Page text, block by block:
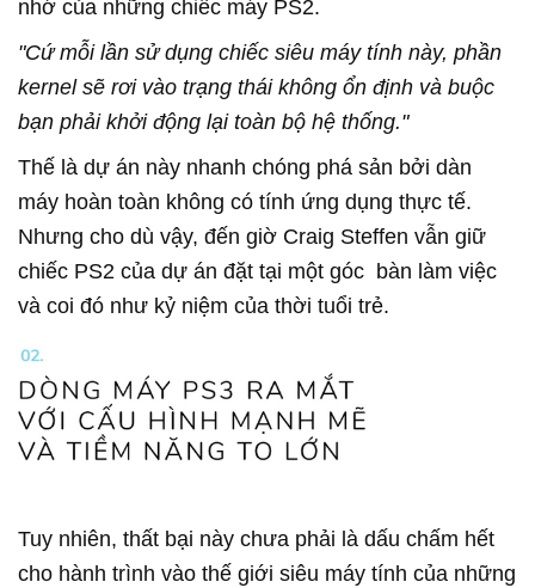
nhớ của những chiếc máy PS2.
"Cứ mỗi lần sử dụng chiếc siêu máy tính này, phần
kernel sẽ rơi vào trạng thái không ổn định và buộc
bạn phải khởi động lại toàn bộ hệ thống."
Thế là dự án này nhanh chóng phá sản bởi dàn
máy hoàn toàn không có tính ứng dụng thực tế.
Nhưng cho dù vậy, đến giờ Craig Steffen vẫn giữ
chiếc PS2 của dự án đặt tại một góc bàn làm việc
và coi đó như kỷ niệm của thời tuổi trẻ.
Tuy nhiên, thất bại này chưa phải là dấu chấm hết
cho hành trình vào thế giới siêu máy tính của những